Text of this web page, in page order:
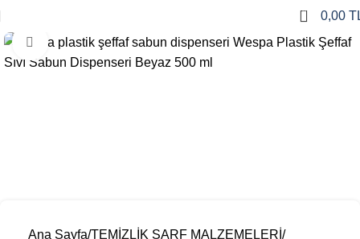
0 0,00
Büyütmek için tıklayın
Ana Sayfa TEMİZLİK SARF MALZEMELERİ